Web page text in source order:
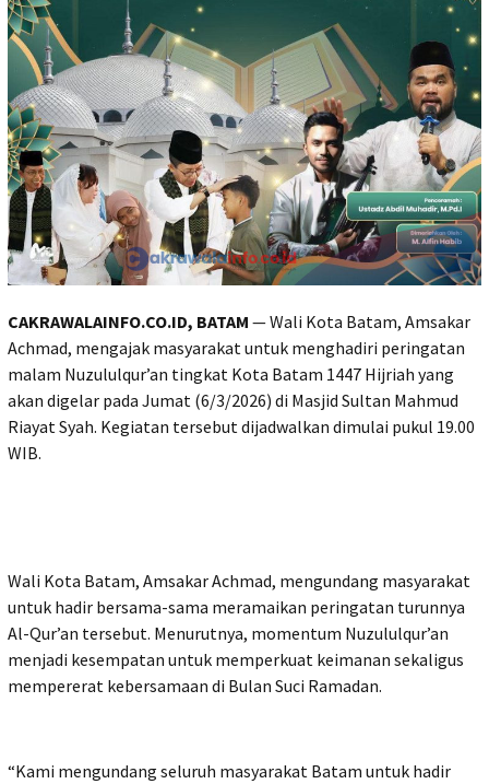
CAKRAWALAINFO.CO.ID, BATAM — Wali Kota Batam, Amsakar
Achmad, mengajak masyarakat untuk menghadiri peringatan
malam Nuzululqur’an tingkat Kota Batam 1447 Hijriah yang
akan digelar pada Jumat (6/3/2026) di Masjid Sultan Mahmud
Riayat Syah. Kegiatan tersebut dijadwalkan dimulai pukul 19.00
WIB.
Wali Kota Batam, Amsakar Achmad, mengundang masyarakat
untuk hadir bersama-sama meramaikan peringatan turunnya
Al-Qur’an tersebut. Menurutnya, momentum Nuzululqur’an
menjadi kesempatan untuk memperkuat keimanan sekaligus
mempererat kebersamaan di Bulan Suci Ramadan.
“Kami mengundang seluruh masyarakat Batam untuk hadir